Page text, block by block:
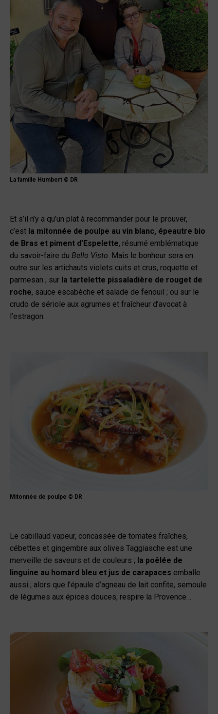
La famille Humbert © DR
Et s’il n’y a qu’un plat à recommander pour le prouver,
c’est la mitonnée de poulpe au vin blanc, épeautre bio
de Bras et piment d’Espelette, résumé emblématique
du savoir-faire du Bello Visto . Mais le bonheur sera en
outre sur les artichauts violets cuits et crus, roquette et
parmesan ; sur la tartelette pissaladière de rouget de
roche, sauce escabèche et salade de fenouil ; ou sur le
crudo de sériole aux agrumes et fraîcheur d’avocat à
l’estragon.
Mitonnée de poulpe © DR
Le cabillaud vapeur, concassée de tomates fraîches,
cébettes et gingembre aux olives Taggiasche est une
merveille de saveurs et de couleurs ; la poêlée de
linguine au homard bleu et jus de carapaces emballe
aussi ; alors que l’épaule d’agneau de lait confite, semoule
de légumes aux épices douces, respire la Provence…